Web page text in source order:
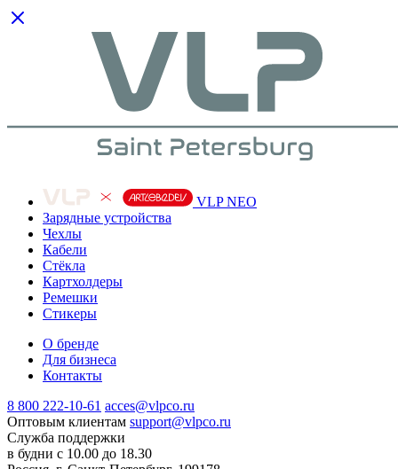
VLP NEO
Зарядные устройства
Чехлы
Кабели
Cтёкла
Картхолдеры
Ремешки
Стикеры
О бренде
Для бизнеса
Контакты
8 800 222-10-61 acces@vlpco.ru
Оптовым клиентам support@vlpco.ru
Служба поддержки
в будни с 10.00 до 18.30